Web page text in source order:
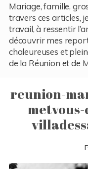
Mariage, famille,
travers ces articles,
travail, à ressentir
découvrir mes
chaleureuses et
de la Réunion et de
reunion-